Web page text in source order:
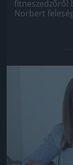
fitneszedzőről
Norbert